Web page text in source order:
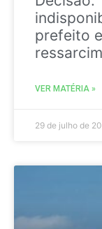
prefeito
VER MATÉRIA »
29 de julho de